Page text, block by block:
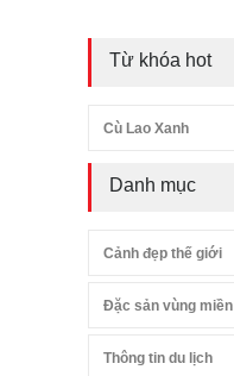
Từ khóa hot
Cù Lao Xanh
Danh mục
Cảnh đẹp thế giới
Đặc sản vùng miền
Thông tin du lịch